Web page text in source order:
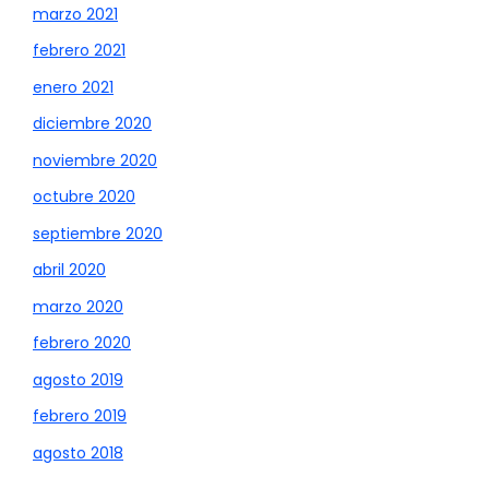
marzo 2021
febrero 2021
enero 2021
diciembre 2020
noviembre 2020
octubre 2020
septiembre 2020
abril 2020
marzo 2020
febrero 2020
agosto 2019
febrero 2019
agosto 2018